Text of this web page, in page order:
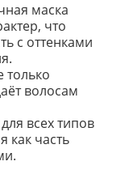
маска
что
с оттенками
только
волосам
всех типов
как часть